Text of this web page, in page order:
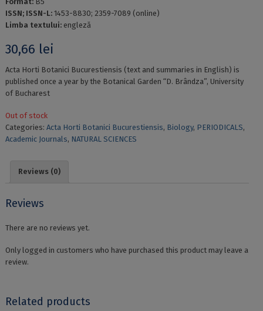
ISSN; ISSN-L: 1453-8830; 2359-7089 (online)
Limba textului: engleză
30,66 lei
Acta Horti Botanici Bucurestiensis (text and summaries in English) is
published once a year by the Botanical Garden “D. Brândza”, University
of Bucharest
Out of stock
Categories: Acta Horti Botanici Bucurestiensis, Biology, PERIODICALS,
Academic Journals, NATURAL SCIENCES
Reviews (0)
Reviews
There are no reviews yet.
Only logged in customers who have purchased this product may leave a
review.
Related products